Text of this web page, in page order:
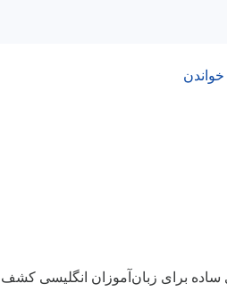
خواندن
ساده برای زبان‌آموزان انگلیسی کشف